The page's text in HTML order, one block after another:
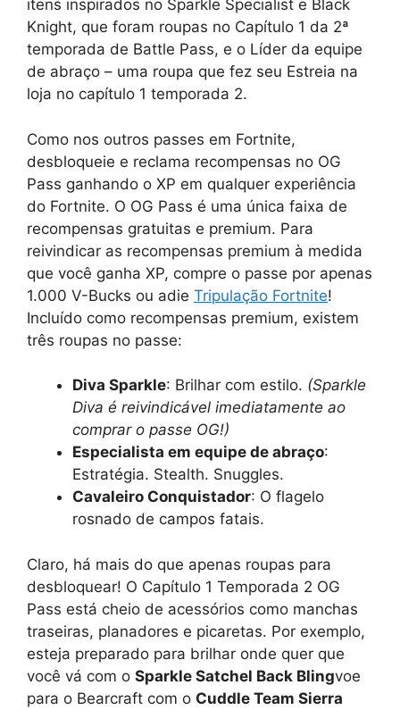
itens inspirados no Sparkle Specialist e Black
Knight, que foram roupas no Capítulo 1 da 2ª
temporada de Battle Pass, e o Líder da equipe
de abraço – uma roupa que fez seu Estreia na
loja no capítulo 1 temporada 2.
Como nos outros passes em Fortnite,
desbloqueie e reclama recompensas no OG
Pass ganhando o XP em qualquer experiência
do Fortnite. O OG Pass é uma única faixa de
recompensas gratuitas e premium. Para
reivindicar as recompensas premium à medida
que você ganha XP, compre o passe por apenas
1.000 V-Bucks ou adie Tripulação Fortnite!
Incluído como recompensas premium, existem
três roupas no passe:
Diva Sparkle: Brilhar com estilo. (Sparkle
Diva é reivindicável imediatamente ao
comprar o passe OG!)
Especialista em equipe de abraço:
Estratégia. Stealth. Snuggles.
Cavaleiro Conquistador: O flagelo
rosnado de campos fatais.
Claro, há mais do que apenas roupas para
desbloquear! O Capítulo 1 Temporada 2 OG
Pass está cheio de acessórios como manchas
traseiras, planadores e picaretas. Por exemplo,
esteja preparado para brilhar onde quer que
você vá com o Sparkle Satchel Back Blingvoe
para o Bearcraft com o Cuddle Team Sierra